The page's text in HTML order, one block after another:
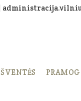
ŠVENTĖS